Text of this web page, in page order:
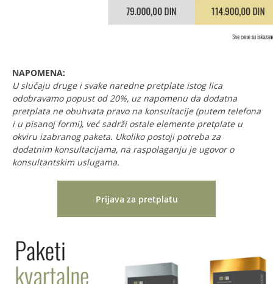
NAPOMENA:
U slučaju druge i svake naredne pretplate istog lica
odobravamo popust od 20%, uz napomenu da dodatna
pretplata ne obuhvata pravo na konsultacije (putem telefona
i u pisanoj formi), već sadrži ostale elemente pretplate u
okviru izabranog paketa. Ukoliko postoji potreba za
dodatnim konsultacijama, na raspolaganju je ugovor o
konsultantskim uslugama.
Prijava za pretplatu